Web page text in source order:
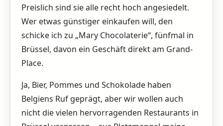
Preislich sind sie alle recht hoch angesiedelt.
Wer etwas günstiger einkaufen will, den
schicke ich zu „Mary Chocolaterie“, fünfmal in
Brüssel, davon ein Geschäft direkt am Grand-
Place.
Ja, Bier, Pommes und Schokolade haben
Belgiens Ruf geprägt, aber wir wollen auch
nicht die vielen hervorragenden Restaurants in